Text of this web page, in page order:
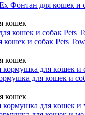
Фонтан для кошек и
кошек
кошек и собак Pets
кошек
для кошек и
кошек